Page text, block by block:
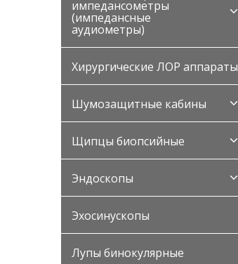
импедансометры
(импедансные
аудиометры)
Хирургические ЛОР аппараты
Шумозащитные кабины
Щипцы биопсийные
Эндоскопы
Эхосинускопы
Лупы бинокулярные